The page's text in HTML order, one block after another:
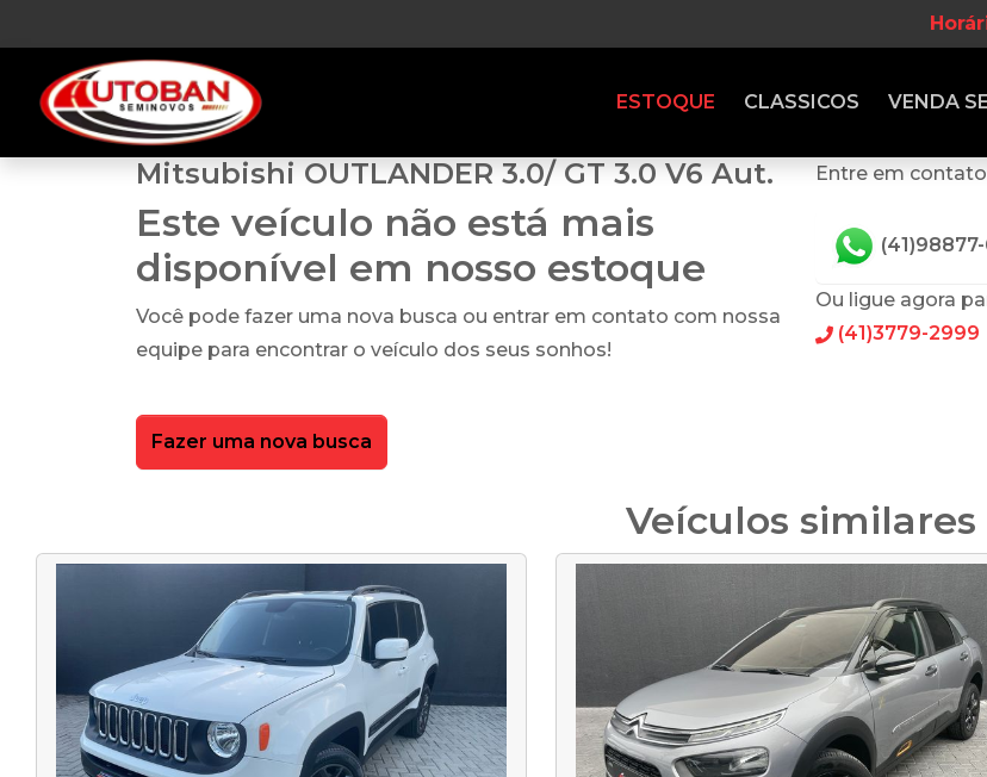
ESTOQUE CLASSICOS VENDA
Mitsubishi OUTLANDER 3.0/ GT 3.0 V6 Aut.
Este veículo não está mais
disponível em nosso estoque
Você pode fazer uma nova busca ou entrar em contato com nossa
equipe para encontrar o veículo dos seus sonhos!
Fazer uma nova busca
Entre em
Ou ligue agora
(41)3779-2999
Veículos similares